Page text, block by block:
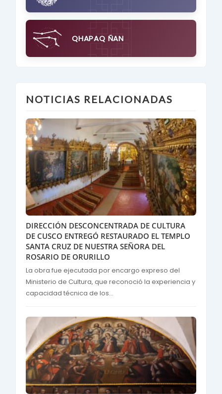
QHAPAQ ÑAN
NOTICIAS RELACIONADAS
DIRECCIÓN DESCONCENTRADA DE CULTURA
DE CUSCO ENTREGÓ RESTAURADO EL TEMPLO
SANTA CRUZ DE NUESTRA SEÑORA DEL
ROSARIO DE ORURILLO
La obra fue ejecutada por encargo expreso del
Ministerio de Cultura, que reconoció la experiencia y
capacidad técnica de los...